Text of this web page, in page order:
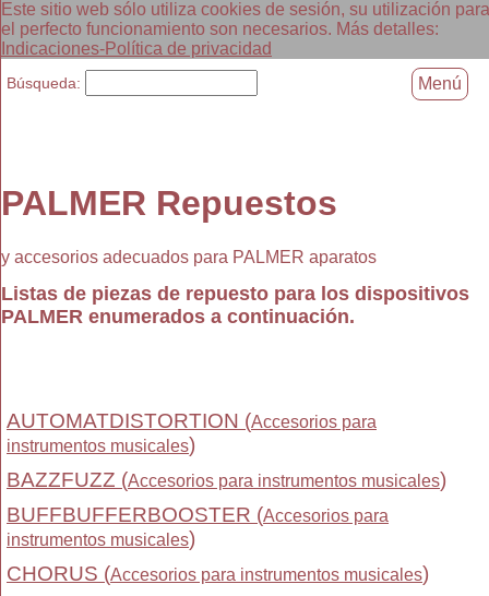
Este sitio web sólo utiliza cookies de sesión, su utilización para
el perfecto funcionamiento son necesarios. Más detalles:
Indicaciones-Política de privacidad
PALMER Repuestos
y accesorios adecuados para PALMER aparatos
Listas de piezas de repuesto para los dispositivos
PALMER enumerados a continuación.
AUTOMATDISTORTION (Accesorios para
instrumentos musicales)
BAZZFUZZ (Accesorios para instrumentos musicales)
BUFFBUFFERBOOSTER (Accesorios para
instrumentos musicales)
CHORUS (Accesorios para instrumentos musicales)
Búsqueda: Menú